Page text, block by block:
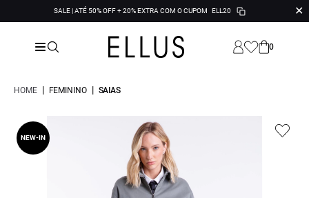
SALE | ATÉ 50% OFF + 20% EXTRA COM O CUPOM ELL20 ✕
0
HOME | FEMININO | SAIAS
NEW-IN